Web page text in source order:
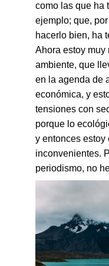
como las que ha
ejemplo; que,
hacerlo bien, ha
Ahora estoy muy
ambiente, que
en la agenda de
económica, y
tensiones con
porque lo
y entonces estoy
inconvenientes.
periodismo, no